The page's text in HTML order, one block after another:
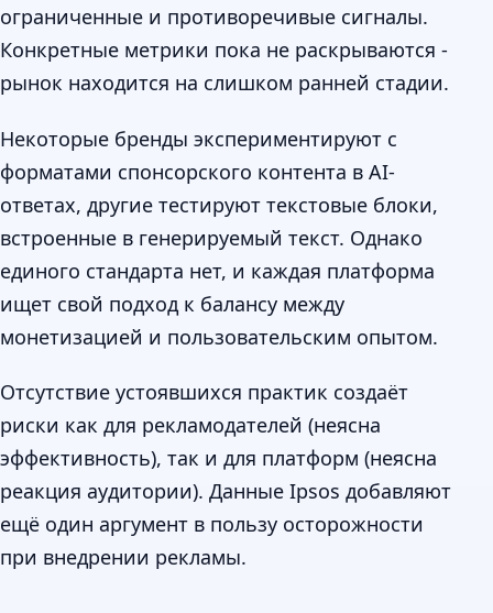
ограниченные и противоречивые сигналы.
Конкретные метрики пока не раскрываются -
рынок находится на слишком ранней стадии.
Некоторые бренды экспериментируют с
форматами спонсорского контента в AI-
ответах, другие тестируют текстовые блоки,
встроенные в генерируемый текст. Однако
единого стандарта нет, и каждая платформа
ищет свой подход к балансу между
монетизацией и пользовательским опытом.
Отсутствие устоявшихся практик создаёт
риски как для рекламодателей (неясна
эффективность), так и для платформ (неясна
реакция аудитории). Данные Ipsos добавляют
ещё один аргумент в пользу осторожности
при внедрении рекламы.